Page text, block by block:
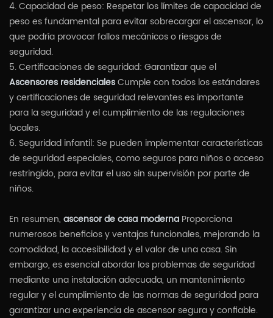
4. Capacidad de peso: Respetar los límites de capacidad de
peso es fundamental para evitar sobrecargar el ascensor, lo
que podría provocar fallos mecánicos o riesgos de
seguridad.
5. Certificaciones de seguridad: Garantizar que el
Ascensores residencialesCumple con todos los estándares
y certificaciones de seguridad relevantes es importante
para la seguridad y el cumplimiento de las regulaciones
locales.
6. Seguridad infantil: Se pueden implementar características
de seguridad especiales, como seguros para niños o acceso
restringido, para evitar el uso sin supervisión por parte de
niños.
En resumen, ascensor de casa moderna Proporciona
numerosos beneficios y ventajas funcionales, mejorando la
comodidad, la accesibilidad y el valor de una casa. Sin
embargo, es esencial abordar los problemas de seguridad
mediante una instalación adecuada, un mantenimiento
regular y el cumplimiento de las normas de seguridad para
garantizar una experiencia de ascensor segura y confiable.